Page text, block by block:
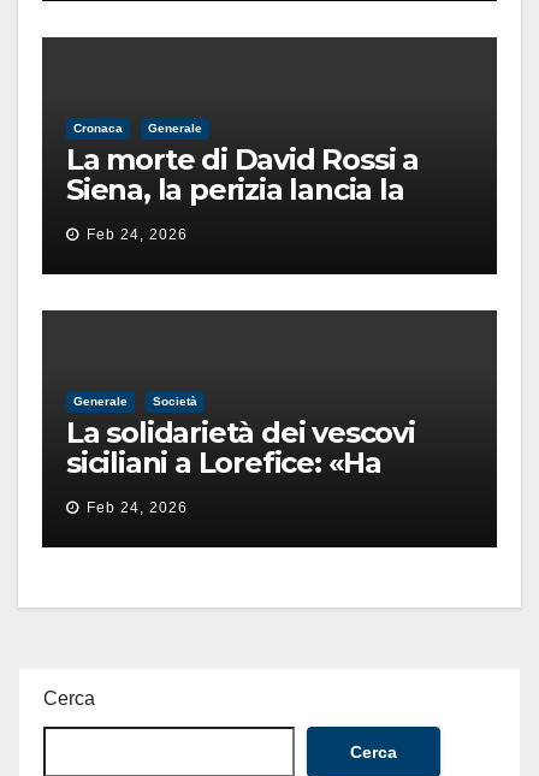
Cronaca Generale
La morte di David Rossi a
Siena, la perizia lancia la
pista di un’intimidazione
finita male
Feb 24, 2026
Generale Società
La solidarietà dei vescovi
siciliani a Lorefice: «Ha
difeso il valore e la dignità
dell’umanità»
Feb 24, 2026
Cerca
Cerca